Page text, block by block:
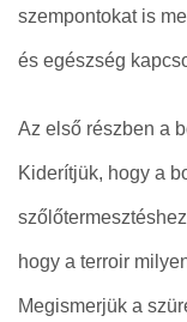
szempontokat is
és egészség
Az első részben a
Kiderítjük, hogy a
hogy a terroir
Megismerjük a